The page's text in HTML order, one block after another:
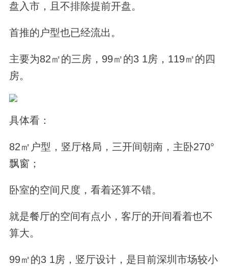
盘入市，且不排除提前开盘。
首推的户型也已经流出。
主要为82㎡的三房， 99㎡的3 1房， 119㎡的四
房。
具体看：
82㎡户型， 竖厅格局，三开间朝南，主卧270°
飘窗；
卧室的空间尺度，看着还算不错。
就是餐厅的空间有点小，客厅的开间看着也不
算大。
99㎡的3 1房， 竖厅设计，是目前深圳市场较小